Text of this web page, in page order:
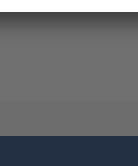
velcro insert -